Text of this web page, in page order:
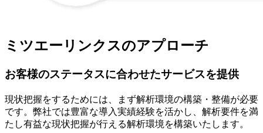
ミツエーリンクスのアプローチ
お客様のステータスに合わせたサービスを提供
現状把握をするためには、まず解析環境の構築・整備が必要
です。弊社では豊富な導入実績経験を活かし、解析要件を満
たし有益な現状把握が行える解析環境を構築いたします。